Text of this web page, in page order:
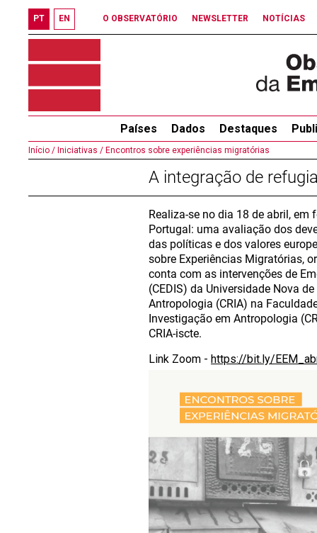
PT EN O OBSERVATÓRIO NEWSLETTER NOTÍCIAS
Países Dados Destaques
Início / Iniciativas / Encontros sobre experiências migratórias
A integração de
Realiza-se no dia 18 de abril,
Portugal: uma avaliação dos
das políticas e dos valores
sobre Experiências Migratórias,
conta com as intervenções de
(CEDIS) da Universidade Nova
Antropologia (CRIA) na
Investigação em Antropologia
CRIA-iscte.
Link Zoom - https://bit.ly/